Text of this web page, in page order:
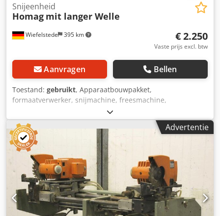
Wiefelstede 395 km
Snijeenheid
Homag mit langer Welle
€ 2.250
Vaste prijs excl. btw
Aanvragen Bellen
Toestand: gebruikt, Apparaatbouwpakket,
formaatverwerker, snijmachine, freesmachine,
profielfreesmachine, voegenfreesmachine, snijmachine,
dubbelzijdige profiler, kantenbewerkingsmachine,
scoremotor, versnipperaarmotor, freesmotor voor
kantenbewerkingsmachine -HOMAG-freestoestel: voor
formaatverwerking -met zware zwaluwstaartgeleider -1x
motoren Perske -met lange schacht -Motortype: KNS 70.12-
2DF -Vermogen: 5,5/8,0 kW -Voltage: 220/380 volt -
Frequentie: 50/100 Hz Snelheid: 2870/5880 tpm -andere
motoren met andere diensten op voorraad tegen een
meerprijs -Maten: 1250/1350/H600 mm -gewicht: 400 kg
Dcsdpjb Uhvtjfx Adisk
Advertentie